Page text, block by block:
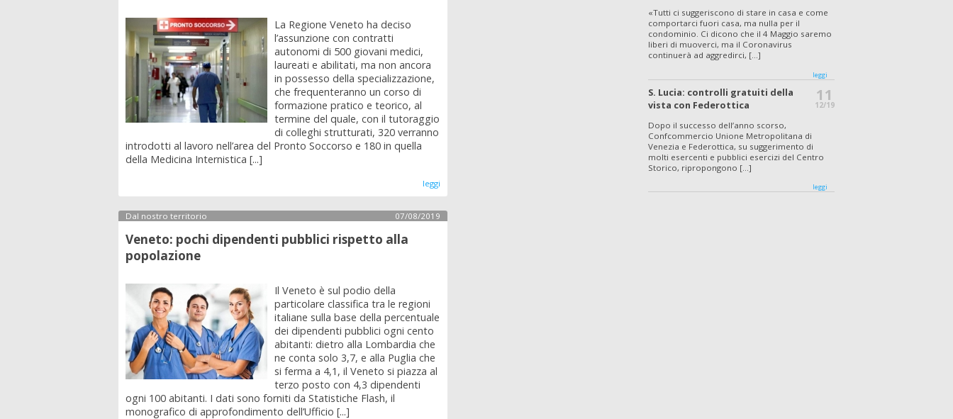
La Regione Veneto ha deciso
l’assunzione con contratti
autonomi di 500 giovani medici,
laureati e abilitati, ma non ancora
in possesso della specializzazione,
che frequenteranno un corso di
formazione pratico e teorico, al
termine del quale, con il tutoraggio
di colleghi strutturati, 320 verranno
introdotti al lavoro nell’area del Pronto Soccorso e 180 in quella
della Medicina Internistica [...]
leggi
Dal nostro territorio 07/08/2019
Veneto: pochi dipendenti pubblici rispetto alla
popolazione
Il Veneto è sul podio della
particolare classifica tra le regioni
italiane sulla base della percentuale
dei dipendenti pubblici ogni cento
abitanti: dietro alla Lombardia che
ne conta solo 3,7, e alla Puglia che
si ferma a 4,1, il Veneto si piazza al
terzo posto con 4,3 dipendenti
ogni 100 abitanti. I dati sono forniti da Statistiche Flash, il
monografico di approfondimento dell’Ufficio [...]
«Tutti ci suggeriscono di stare in casa e come
comportarci fuori casa, ma nulla per il
condominio. Ci dicono che il 4 Maggio saremo
liberi di muoverci, ma il Coronavirus
continuerà ad aggredirci, [...]
leggi
S. Lucia: controlli gratuiti della
vista con Federottica
11
12/19
Dopo il successo dell’anno scorso,
Confcommercio Unione Metropolitana di
Venezia e Federottica, su suggerimento di
molti esercenti e pubblici esercizi del Centro
Storico, ripropongono [...]
leggi